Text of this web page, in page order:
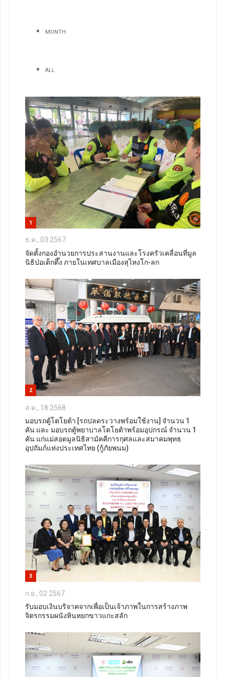
MONTH
ALL
1
ธ.ค., 03 2567
จัดตั้งกองอำนวยการประสานงานและโรงครัวเคลื่อนที่มูล
นิธิป่อเต็กตึ๊ง ภายในเทศบาลเมืองสุไหงโก-ลก
2
ส.ค., 18 2568
มอบรถตู้โตโยต้า [รถปลดระวางพร้อมใช้งาน] จำนวน 1
คัน และ มอบรถตู้พยาบาลโตโยต้าพร้อมอุปกรณ์ จำนวน 1
คัน แก่แม่สอดมูลนิธิสามัคคีการกุศลและสมาคมพุทธ
อุปถัมภ์แห่งประเทศไทย (กู้ภัยพนม)
3
ก.ย., 02 2567
รับมอบเงินบริจาคจากเพื่อเป็นเจ้าภาพในการสร้างภาพ
จิตรกรรมผนังหินหยกขาวแกะสลัก